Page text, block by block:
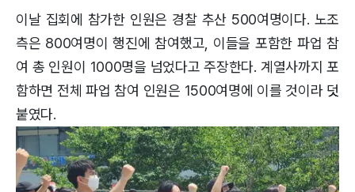
이날 집회에 참가한 인원은 경찰 추산 500여명이다. 노조
측은 800여명이 행진에 참여했고, 이들을 포함한 파업 참
여 총 인원이 1000명을 넘었다고 주장한다. 계열사까지 포
함하면 전체 파업 참여 인원은 1500여명에 이를 것이라 덧
붙였다.